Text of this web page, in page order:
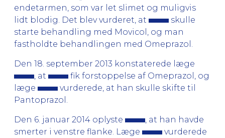
endetarmen, som var let slimet og muligvis
lidt blodig. Det blev vurderet, at
skulle
starte behandling med Movicol, og man
fastholdte behandlingen med Omeprazol.
Den 18. september 2013 konstaterede læge
, at
fik forstoppelse af Omeprazol, og
læge
vurderede, at han skulle skifte til
Pantoprazol.
Den 6. januar 2014 oplyste
, at han havde
smerter i venstre flanke. Læge
vurderede